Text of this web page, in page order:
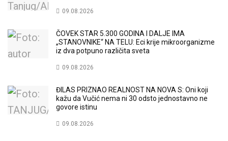
09.08.2026
ČOVEK STAR 5.300 GODINA I DALJE IMA
„STANOVNIKE“ NA TELU: Eci krije mikroorganizme
iz dva potpuno različita sveta
09.08.2026
ĐILAS PRIZNAO REALNOST NA NOVA S: Oni koji
kažu da Vučić nema ni 30 odsto jednostavno ne
govore istinu
09.08.2026